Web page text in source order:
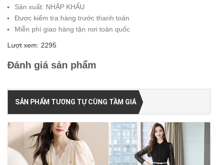
Sản xuất: NHẬP KHẨU
Được kiểm tra hàng trước thanh toán
Miễn phí giao hàng tận nơi toàn quốc
Lượt xem: 2295
Đánh giá sản phẩm
SẢN PHẨM TƯƠNG TỰ CÙNG TẦM GIÁ